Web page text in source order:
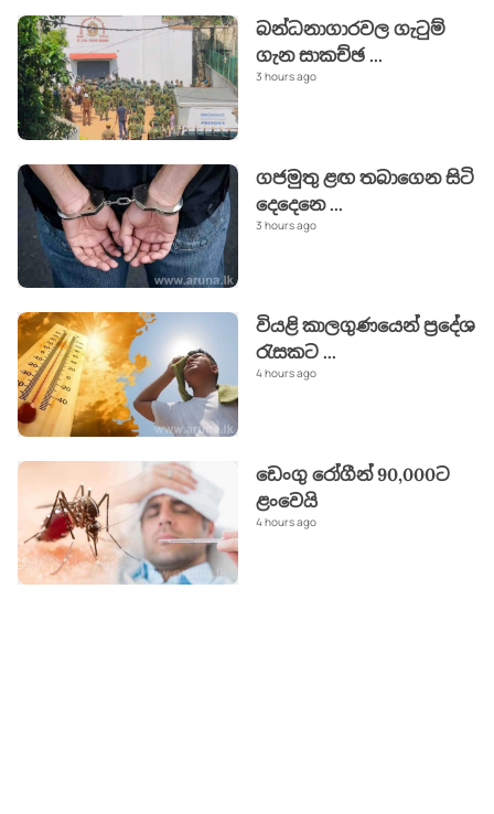
බන්ධනාගාරවල ගැටුම්
ගැන සාකච්ඡ ...
3 hours ago
ගජමුතු ළඟ තබාගෙන සිටි
දෙදෙනෙ...
3 hours ago
වියළි කාලගුණයෙන් ප්‍රදේශ
රැසකට ...
4 hours ago
ඩෙංගු රෝගීන් 90,000ට
ළංවෙයි
4 hours ago